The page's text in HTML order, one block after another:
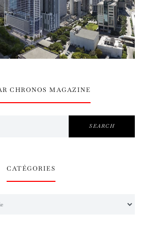
CHRONOS MAGAZINE
SEARCH
CATÉGORIES